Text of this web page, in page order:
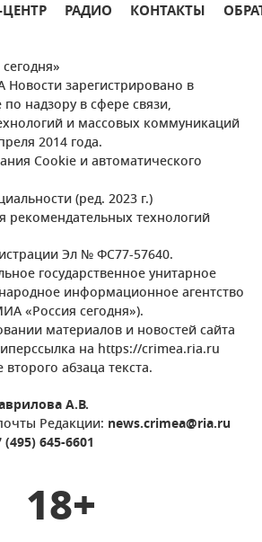
РАДИО КОНТАКТЫ
Новости зарегистрировано в
надзору в сфере связи,
и массовых коммуникаций
2014 года.
Cookie и автоматического
(ред. 2023 г.)
рекомендательных технологий
Эл № ФС77-57640.
государственное унитарное
информационное агентство
«Россия сегодня»).
материалов и новостей сайта
на https://crimea.ria.ru
абзаца текста.
А.В.
Редакции: news.crimea@ria.ru
(495) 645-6601
18+